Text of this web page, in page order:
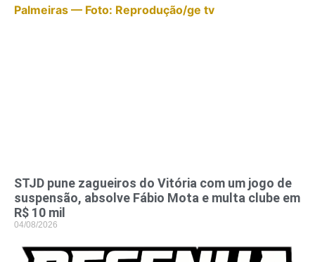
STJD pune zagueiros do Vitória com um jogo de
suspensão, absolve Fábio Mota e multa clube em
R$ 10 mil
04/08/2026